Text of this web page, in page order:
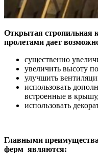
Открытая стропильная
пролетами дает
существенно
увеличить высоту
улучшить
использовать
встроенные в крышу,
использовать
Главными
ферм являются: